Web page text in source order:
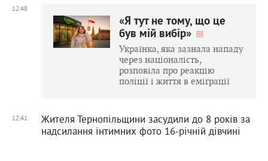
12:48
«Я тут не тому, що це
був мій вибір»
Українка, яка зазнала нападу
через націоналість,
розповіла про реакцію
поліції і життя в еміграції
12:41
Жителя Тернопільщини засудили до 8 років за
надсилання інтимних фото 16-річній дівчині